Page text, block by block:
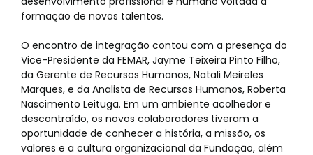
formação de novos talentos.
O encontro de integração contou com a presença do
Vice-Presidente da FEMAR, Jayme Teixeira Pinto Filho,
da Gerente de Recursos Humanos, Natali Meireles
Marques, e da Analista de Recursos Humanos, Roberta
Nascimento Leituga. Em um ambiente acolhedor e
descontraído, os novos colaboradores tiveram a
oportunidade de conhecer a história, a missão, os
valores e a cultura organizacional da Fundação, além